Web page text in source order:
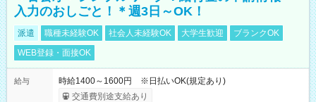
入力のおしごと！＊週3日～OK！
派遣 職種未経験OK 社会人未経験OK 大学生歓迎
ブランクOK
WEB登録・面接OK
給与
時給1400～1600円 ※日払いOK(規定あり)
交通費別途支給あり